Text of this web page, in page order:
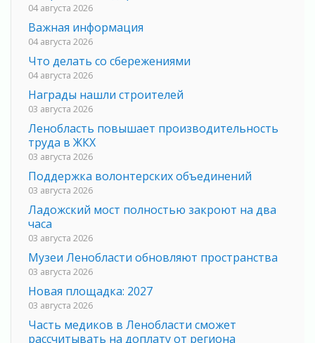
04 августа 2026
Важная информация
04 августа 2026
Что делать со сбережениями
04 августа 2026
Награды нашли строителей
03 августа 2026
Ленобласть повышает производительность
труда в ЖКХ
03 августа 2026
Поддержка волонтерских объединений
03 августа 2026
Ладожский мост полностью закроют на два
часа
03 августа 2026
Музеи Ленобласти обновляют пространства
03 августа 2026
Новая площадка: 2027
03 августа 2026
Часть медиков в Ленобласти сможет
рассчитывать на доплату от региона